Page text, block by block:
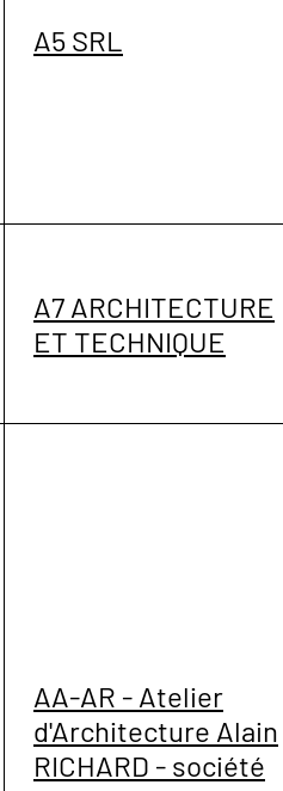
A5 SRL
A7 ARCHITECTURE
ET TECHNIQUE
AA-AR - Atelier
d'Architecture Alain
RICHARD - société